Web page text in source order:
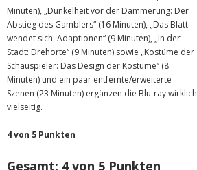
Minuten), „Dunkelheit vor der Dämmerung: Der
Abstieg des Gamblers“ (16 Minuten), „Das Blatt
wendet sich: Adaptionen“ (9 Minuten), „In der
Stadt: Drehorte“ (9 Minuten) sowie „Kostüme der
Schauspieler: Das Design der Kostüme“ (8
Minuten) und ein paar entfernte/erweiterte
Szenen (23 Minuten) ergänzen die Blu-ray wirklich
vielseitig.
4 von 5 Punkten
Gesamt: 4 von 5 Punkten